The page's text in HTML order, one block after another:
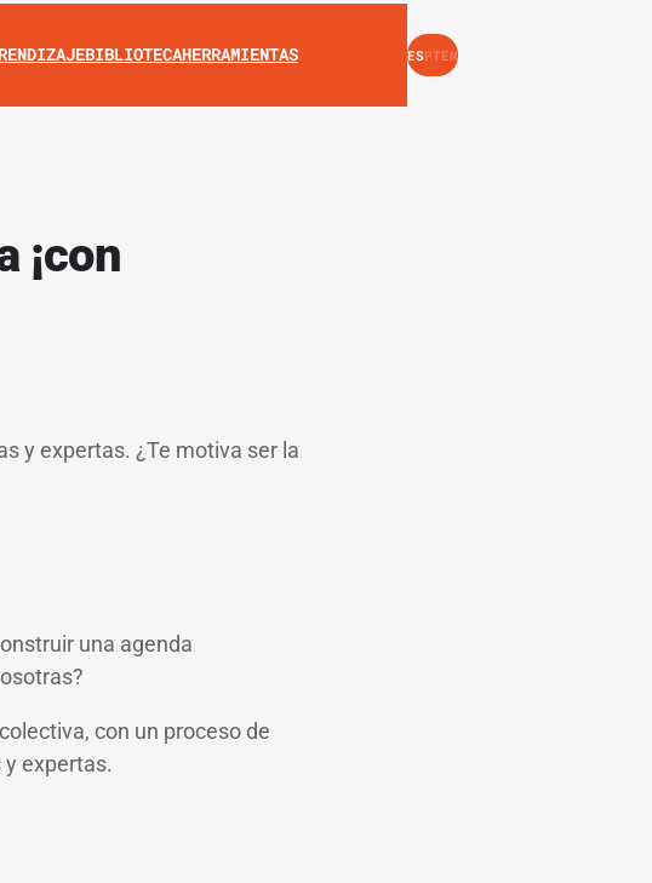
BIBLIOTECAHERRAMIENTAS INSTAGRAM
YOUTUBE
ESPTEN
¡con
y expertas. ¿Te motiva ser la
una agenda
con un proceso de
expertas.